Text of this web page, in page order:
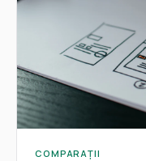
COMPARAȚII